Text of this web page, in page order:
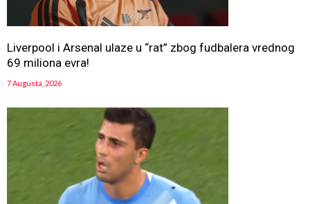
Liverpool i Arsenal ulaze u “rat” zbog fudbalera vrednog
69 miliona evra!
7 Augusta, 2026